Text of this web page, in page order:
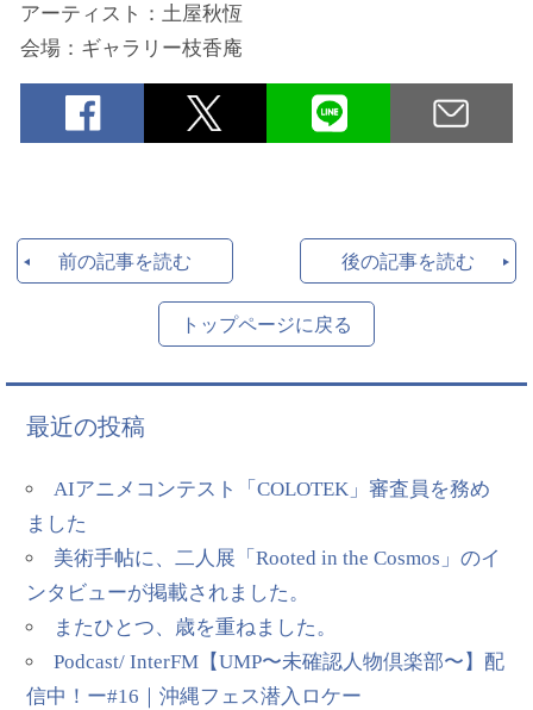
アーティスト：土屋秋恆
会場：ギャラリー枝香庵
前の記事を読む 後の記事を読む
トップページに戻る
最近の投稿
AIアニメコンテスト「COLOTEK」審査員を務め
ました
美術手帖に、二人展「Rooted in the Cosmos」のイ
ンタビューが掲載されました。
またひとつ、歳を重ねました。
Podcast/ InterFM【UMP〜未確認人物倶楽部〜】配
信中！ー#16｜沖縄フェス潜入ロケー